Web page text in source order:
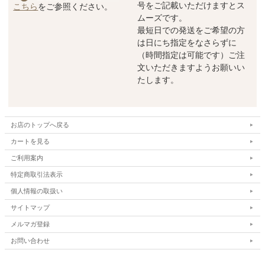
こちらをご参照ください。
号をご記載いただけますとス
ムーズです。
最短日での発送をご希望の方
は日にち指定をなさらずに
（時間指定は可能です）ご注
文いただきますようお願いい
たします。
お店のトップへ戻る
カートを見る
ご利用案内
特定商取引法表示
個人情報の取扱い
サイトマップ
メルマガ登録
お問い合わせ